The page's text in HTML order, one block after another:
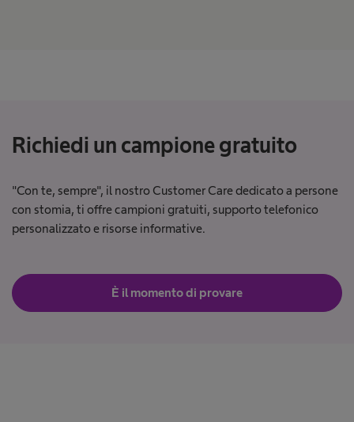
Richiedi un campione gratuito
"Con te, sempre", il nostro Customer Care dedicato a persone
con stomia, ti offre campioni gratuiti, supporto telefonico
personalizzato e risorse informative.
È il momento di provare